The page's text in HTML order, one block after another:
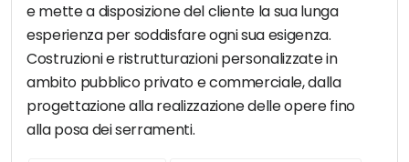
e mette a disposizione del cliente la sua lunga
esperienza per soddisfare ogni sua esigenza.
Costruzioni e ristrutturazioni personalizzate in
ambito pubblico privato e commerciale, dalla
progettazione alla realizzazione delle opere fino
alla posa dei serramenti.